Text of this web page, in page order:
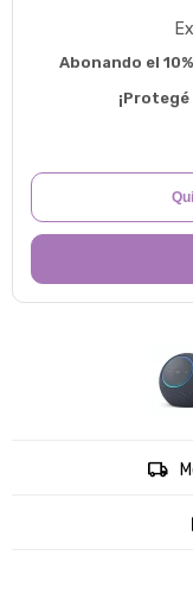
Abonando el